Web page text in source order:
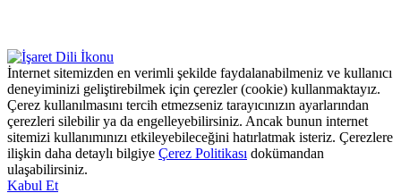
İnternet sitemizden en verimli şekilde faydalanabilmeniz ve kullanıcı
deneyiminizi geliştirebilmek için çerezler (cookie) kullanmaktayız.
Çerez kullanılmasını tercih etmezseniz tarayıcınızın ayarlarından
çerezleri silebilir ya da engelleyebilirsiniz. Ancak bunun internet
sitemizi kullanımınızı etkileyebileceğini hatırlatmak isteriz. Çerezlere
ilişkin daha detaylı bilgiye Çerez Politikası dokümandan
ulaşabilirsiniz.
Kabul Et